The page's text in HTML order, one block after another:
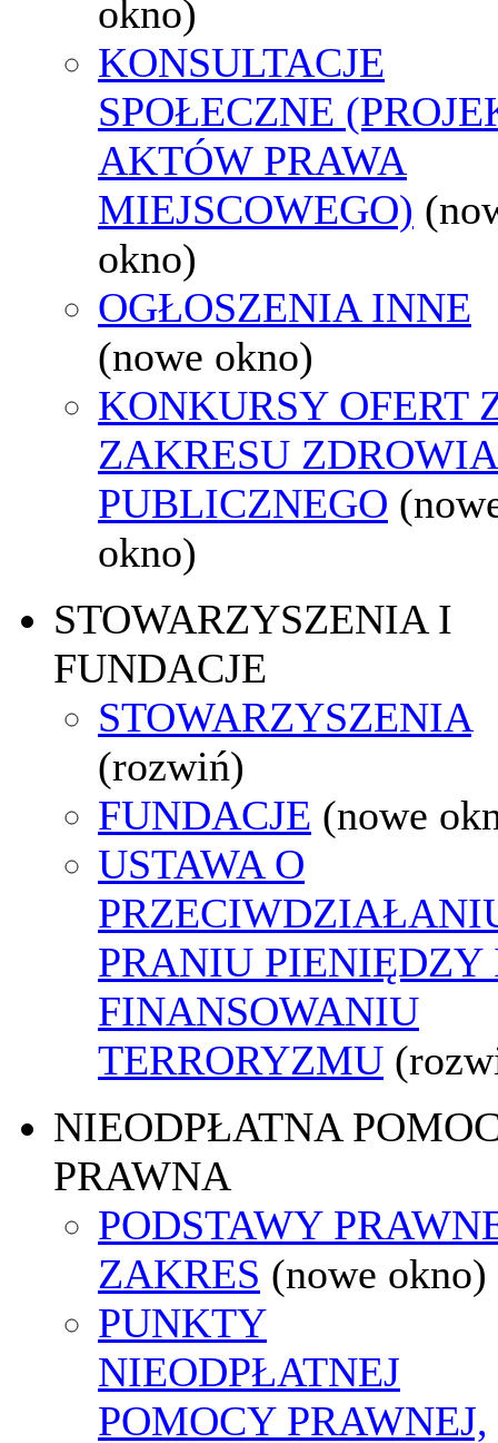
okno)
KONSULTACJE
SPOŁECZNE
AKTÓW PRAWA
MIEJSCOWEGO)
okno)
OGŁOSZENIA INNE
(nowe okno)
KONKURSY OFERT
ZAKRESU ZDROWIA
PUBLICZNEGO
okno)
STOWARZYSZENIA I
FUNDACJE
STOWARZYSZENIA
(rozwiń)
FUNDACJE (nowe
USTAWA O
PRANIU PIENIĘDZY
FINANSOWANIU
TERRORYZMU
NIEODPŁATNA
PRAWNA
PODSTAWY
ZAKRES (nowe okno)
PUNKTY
NIEODPŁATNEJ
POMOCY PRAWNEJ,